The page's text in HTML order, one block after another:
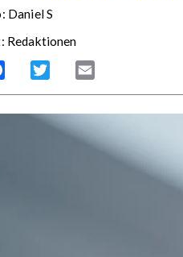
Daniel S
Redaktionen
Facebook Twitter